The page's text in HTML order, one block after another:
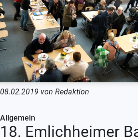
08.02.2019 von Redaktion
Allgemein
18. Emlichheimer